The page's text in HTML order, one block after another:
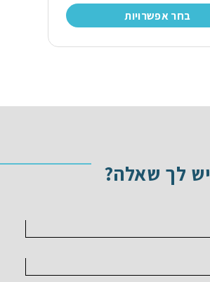
בחר אפשרויות
יש לך שאלה?